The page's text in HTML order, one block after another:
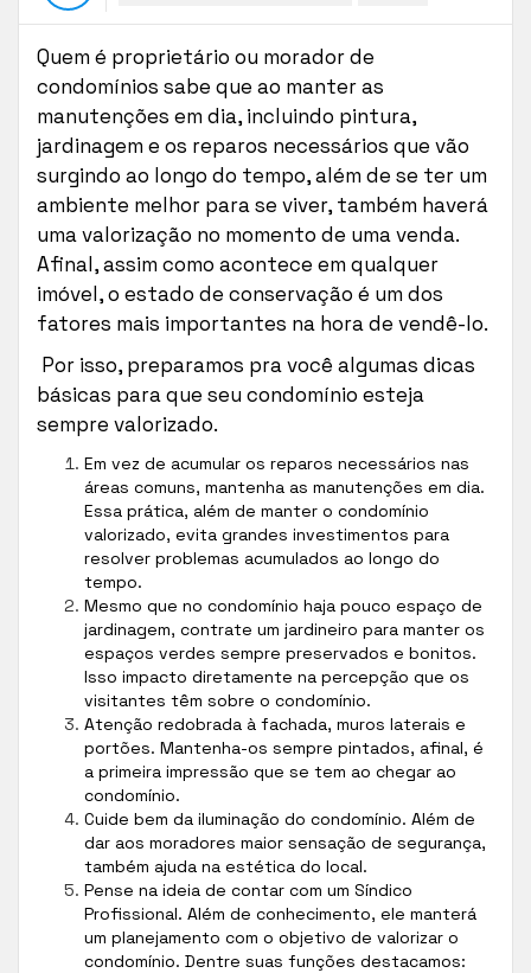
Quem é proprietário ou morador de
condomínios sabe que ao manter as
manutenções em dia, incluindo pintura,
jardinagem e os reparos necessários que vão
surgindo ao longo do tempo, além de se ter um
ambiente melhor para se viver, também haverá
uma valorização no momento de uma venda.
Afinal, assim como acontece em qualquer
imóvel, o estado de conservação é um dos
fatores mais importantes na hora de vendê-lo.
Por isso, preparamos pra você algumas dicas
básicas para que seu condomínio esteja
sempre valorizado.
Em vez de acumular os reparos necessários nas
áreas comuns, mantenha as manutenções em dia.
Essa prática, além de manter o condomínio
valorizado, evita grandes investimentos para
resolver problemas acumulados ao longo do
tempo.
Mesmo que no condomínio haja pouco espaço de
jardinagem, contrate um jardineiro para manter os
espaços verdes sempre preservados e bonitos.
Isso impacto diretamente na percepção que os
visitantes têm sobre o condomínio.
Atenção redobrada à fachada, muros laterais e
portões. Mantenha-os sempre pintados, afinal, é
a primeira impressão que se tem ao chegar ao
condomínio.
Cuide bem da iluminação do condomínio. Além de
dar aos moradores maior sensação de segurança,
também ajuda na estética do local.
Pense na ideia de contar com um Síndico
Profissional. Além de conhecimento, ele manterá
um planejamento com o objetivo de valorizar o
condomínio. Dentre suas funções destacamos: